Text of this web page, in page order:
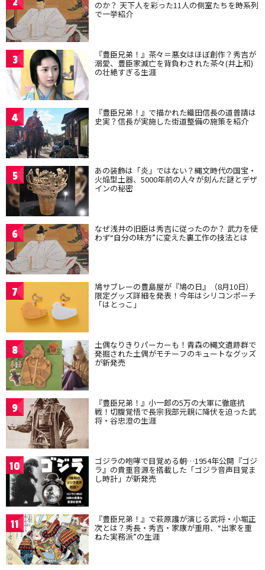
のか？ 天下人を彩った11人の側室たちを時系列
で一挙紹介
3 『豊臣兄弟！』茶々＝悪女はほぼ創作？秀吉が
溺愛、豊臣家滅亡を背負わされた茶々(井上和)
の壮絶すぎる生涯
4 『豊臣兄弟！』で描かれた織田信長の道普請は
史実？信長が実施した街道整備の施策を紹介
5 あの装飾は「炎」ではない？縄文時代の国宝・
火焔型土器、5000年前の人々が刻んだ謎とデザ
インの秘密
6 なぜ浅井の旧臣は秀吉に従ったのか？ 武力を使
わず“自分の味方”に変えた裏工作の技法とは
7 鳩サブレーの豊島屋が『鳩の日』（8月10日）
限定グッズ詳細を発表！今年はシリコンポーチ
「はとっこ」
8 土偶なりきりパーカーも！青森の縄文遺跡群で
発掘された土偶がモチーフのキュートなグッズ
が新発売
9 『豊臣兄弟！』小一郎の5万の大軍に徹底抗
戦！切腹覚悟で長宗我部元親に降伏を迫った武
将・谷忠澄の生涯
10 ゴジラの咆哮で目覚める朝…1954年公開『ゴジ
ラ』の貴重音源を搭載した「ゴジラ音声目覚ま
し時計」が新発売
11 『豊臣兄弟！』で萩原護が演じる武将・小堀正
次とは？秀長・秀吉・家康が重用、“出家を重
ねた実務派”の生涯